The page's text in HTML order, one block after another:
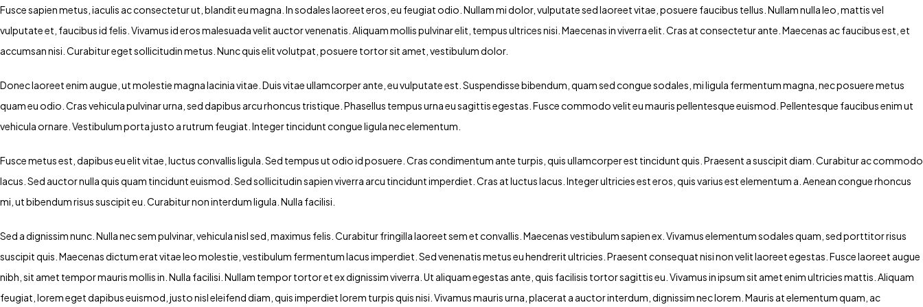
Fusce sapien metus, iaculis ac consectetur ut, blandit eu magna. In sodales laoreet eros, eu feugiat odio. Nullam mi dolor, vulputate sed laoreet vitae, posuere faucibus tellus. Nullam nulla leo, mattis vel
vulputate et, faucibus id felis. Vivamus id eros malesuada velit auctor venenatis. Aliquam mollis pulvinar elit, tempus ultrices nisi. Maecenas in viverra elit. Cras at consectetur ante. Maecenas ac faucibus est, et
accumsan nisi. Curabitur eget sollicitudin metus. Nunc quis elit volutpat, posuere tortor sit amet, vestibulum dolor.
Donec laoreet enim augue, ut molestie magna lacinia vitae. Duis vitae ullamcorper ante, eu vulputate est. Suspendisse bibendum, quam sed congue sodales, mi ligula fermentum magna, nec posuere metus
quam eu odio. Cras vehicula pulvinar urna, sed dapibus arcu rhoncus tristique. Phasellus tempus urna eu sagittis egestas. Fusce commodo velit eu mauris pellentesque euismod. Pellentesque faucibus enim ut
vehicula ornare. Vestibulum porta justo a rutrum feugiat. Integer tincidunt congue ligula nec elementum.
Fusce metus est, dapibus eu elit vitae, luctus convallis ligula. Sed tempus ut odio id posuere. Cras condimentum ante turpis, quis ullamcorper est tincidunt quis. Praesent a suscipit diam. Curabitur ac commodo
lacus. Sed auctor nulla quis quam tincidunt euismod. Sed sollicitudin sapien viverra arcu tincidunt imperdiet. Cras at luctus lacus. Integer ultricies est eros, quis varius est elementum a. Aenean congue rhoncus
mi, ut bibendum risus suscipit eu. Curabitur non interdum ligula. Nulla facilisi.
Sed a dignissim nunc. Nulla nec sem pulvinar, vehicula nisl sed, maximus felis. Curabitur fringilla laoreet sem et convallis. Maecenas vestibulum sapien ex. Vivamus elementum sodales quam, sed porttitor risus
suscipit quis. Maecenas dictum erat vitae leo molestie, vestibulum fermentum lacus imperdiet. Sed venenatis metus eu hendrerit ultricies. Praesent consequat nisi non velit laoreet egestas. Fusce laoreet augue
nibh, sit amet tempor mauris mollis in. Nulla facilisi. Nullam tempor tortor et ex dignissim viverra. Ut aliquam egestas ante, quis facilisis tortor sagittis eu. Vivamus in ipsum sit amet enim ultricies mattis. Aliquam
feugiat, lorem eget dapibus euismod, justo nisl eleifend diam, quis imperdiet lorem turpis quis nisi. Vivamus mauris urna, placerat a auctor interdum, dignissim nec lorem. Mauris at elementum quam, ac